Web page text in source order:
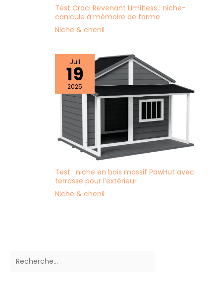
Test Croci Revenant Limitless : niche-
canicule à mémoire de forme
Niche & chenil
Juil
19
2025
Test : niche en bois massif PawHut avec
terrasse pour l’extérieur
Niche & chenil